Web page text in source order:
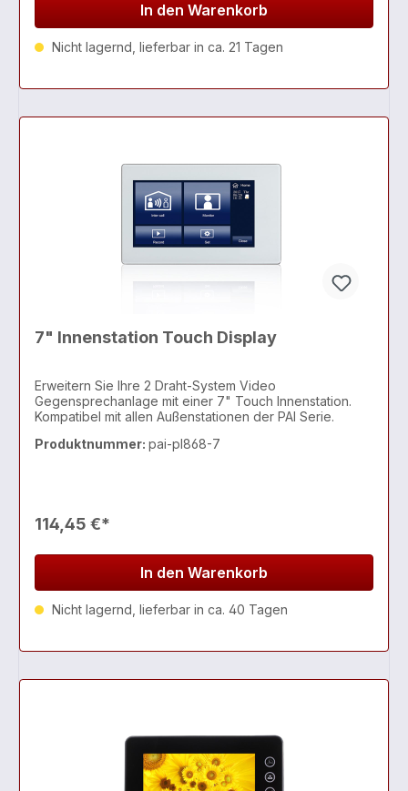
In den Warenkorb
Nicht lagernd, lieferbar in ca. 21 Tagen
7" Innenstation Touch Display
Erweitern Sie Ihre 2 Draht-System Video
Gegensprechanlage mit einer 7" Touch Innenstation.
Kompatibel mit allen Außenstationen der PAI Serie.
Produktnummer: pai-pl868-7
114,45 €*
In den Warenkorb
Nicht lagernd, lieferbar in ca. 40 Tagen